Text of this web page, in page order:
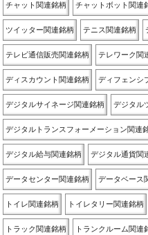
チャット関連銘柄 チャットボット関連
ツイッター関連銘柄 テニス関連銘柄
テレビ通信販売関連銘柄 テレワーク関
ディスカウント関連銘柄 ディフェンシ
デジタルサイネージ関連銘柄 デジタル
デジタルトランスフォーメーション関連
デジタル給与関連銘柄 デジタル通貨関
データセンター関連銘柄 データベース
トイレ関連銘柄 トイレタリー関連銘柄
トラック関連銘柄 トランクルーム関連